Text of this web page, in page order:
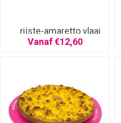
rijste-amaretto vlaai
Vanaf €12,60